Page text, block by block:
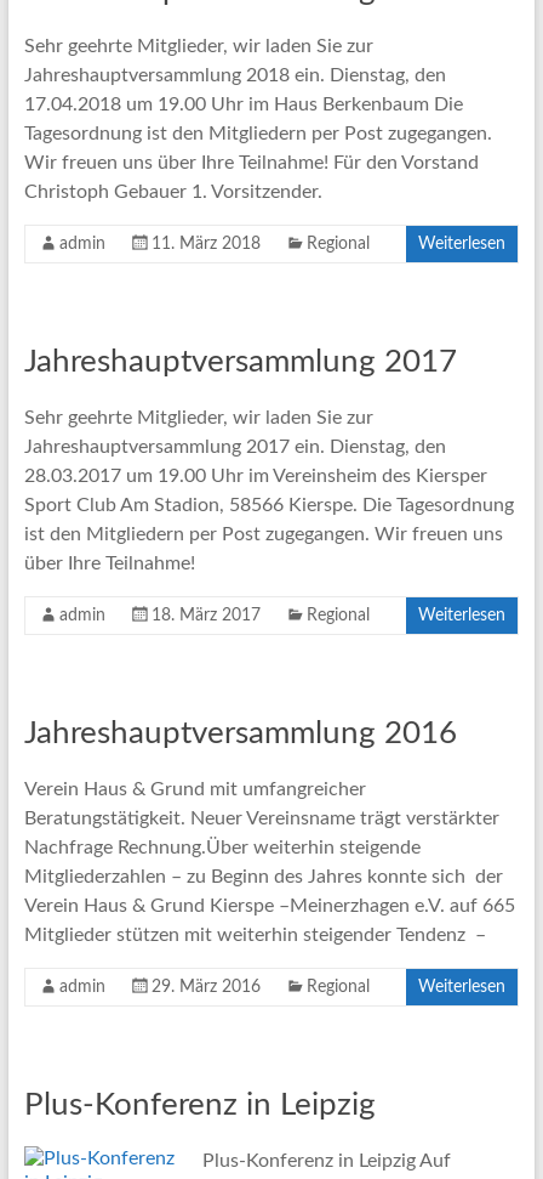
Sehr geehrte Mitglieder, wir laden Sie zur
Jahreshauptversammlung 2018 ein. Dienstag, den
17.04.2018 um 19.00 Uhr im Haus Berkenbaum Die
Tagesordnung ist den Mitgliedern per Post zugegangen.
Wir freuen uns über Ihre Teilnahme! Für den Vorstand
Christoph Gebauer 1. Vorsitzender.
admin 11. März 2018 Regional Weiterlesen
Jahreshauptversammlung 2017
Sehr geehrte Mitglieder, wir laden Sie zur
Jahreshauptversammlung 2017 ein. Dienstag, den
28.03.2017 um 19.00 Uhr im Vereinsheim des Kiersper
Sport Club Am Stadion, 58566 Kierspe. Die Tagesordnung
ist den Mitgliedern per Post zugegangen. Wir freuen uns
über Ihre Teilnahme!
admin 18. März 2017 Regional Weiterlesen
Jahreshauptversammlung 2016
Verein Haus & Grund mit umfangreicher
Beratungstätigkeit. Neuer Vereinsname trägt verstärkter
Nachfrage Rechnung.Über weiterhin steigende
Mitgliederzahlen – zu Beginn des Jahres konnte sich der
Verein Haus & Grund Kierspe –Meinerzhagen e.V. auf 665
Mitglieder stützen mit weiterhin steigender Tendenz –
admin 29. März 2016 Regional Weiterlesen
Plus-Konferenz in Leipzig
Plus-Konferenz in Leipzig Auf